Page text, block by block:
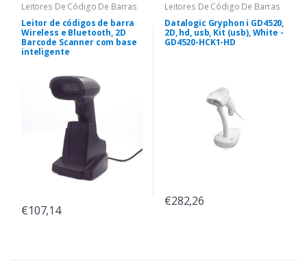
Leitores De Código De Barras
Leitor de códigos de barra
Wireless e Bluetooth, 2D
Barcode Scanner com base
inteligente
€107,14
Leitores De Código De Barras
Datalogic Gryphon i GD4520,
2D, hd, usb, Kit (usb), White -
GD4520-HCK1-HD
€282,26